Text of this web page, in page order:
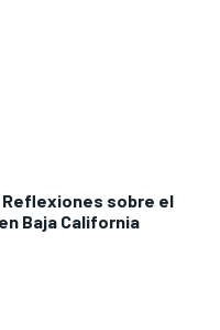
Reflexiones sobre el
Baja California